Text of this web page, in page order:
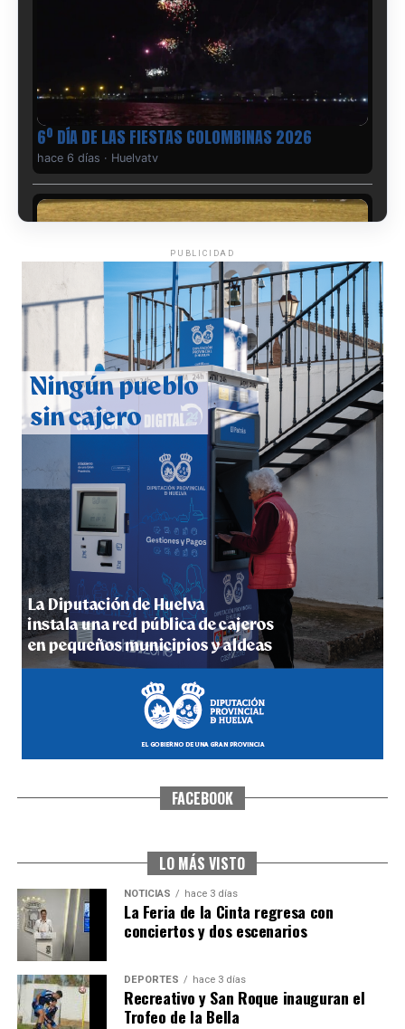
6º DÍA DE LAS FIESTAS COLOMBINAS 2026
hace 6 días · Huelvatv
QUINTA CORRIDA DE LAS FIESTAS COLOMBINAS
2026
hace 7 días·Huelvatv
5º DÍA DE LAS FIESTAS COLOMBINAS 2026
hace 1 semana·Huelvatv
CUARTA CORRIDA DE LAS FIESTAS COLOMBINAS
Huelvatv
PUBLICIDAD
FACEBOOK
LO MÁS VISTO
NOTICIAS hace 3 días
La Feria de la Cinta regresa con
conciertos y dos escenarios
DEPORTES hace 3 días
Recreativo y San Roque inauguran el
Trofeo de la Bella